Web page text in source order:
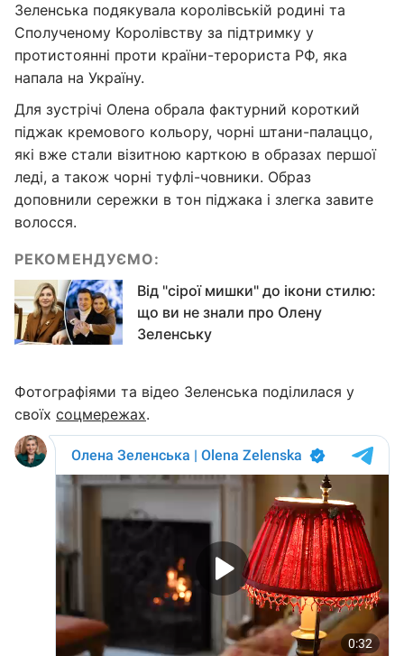
Зеленська подякувала королівській родині та
Сполученому Королівству за підтримку у
протистоянні проти країни-терориста РФ, яка
напала на Україну.
Для зустрічі Олена обрала фактурний короткий
піджак кремового кольору, чорні штани-палаццо,
які вже стали візитною карткою в образах першої
леді, а також чорні туфлі-човники. Образ
доповнили сережки в тон піджака і злегка завите
волосся.
РЕКОМЕНДУЄМО:
Від "сірої мишки" до ікони стилю:
що ви не знали про Олену
Зеленську
Фотографіями та відео Зеленська поділилася у
своїх соцмережах.